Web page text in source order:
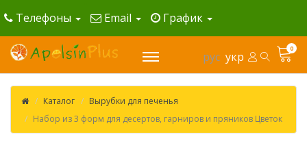
Телефоны Email График
рус укр
0
Каталог
Вырубки для печенья
Набор из 3 форм для десертов, гарниров и пряников Цветок